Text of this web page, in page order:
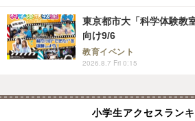
東京都市大「科学体験教
向け9/6
教育イベント
2026.8.7 Fri 0:15
小学生アクセスラン